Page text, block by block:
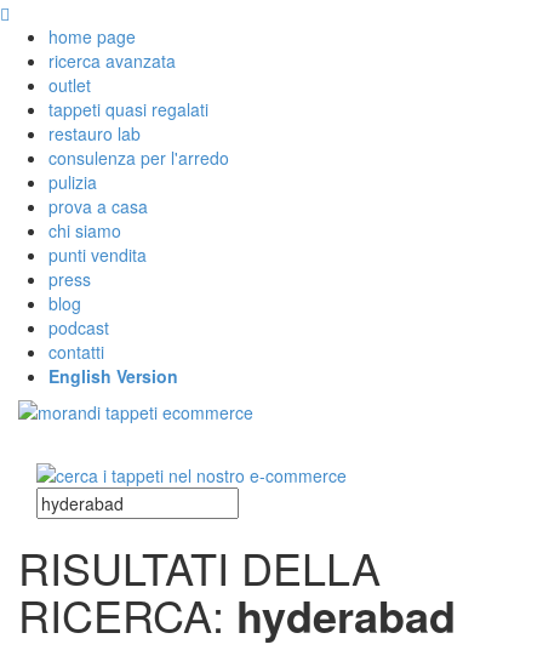
home page
ricerca avanzata
outlet
tappeti quasi regalati
restauro lab
consulenza per l'arredo
pulizia
prova a casa
chi siamo
punti vendita
press
blog
podcast
contatti
English Version
RISULTATI DELLA
RICERCA: hyderabad